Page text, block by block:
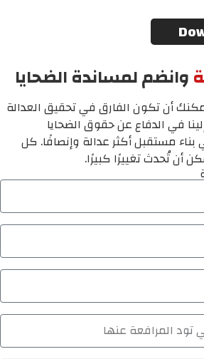
وانضم لمساندة الضحايا
أن تكون الفارق في تحقيق العدالة
في الدفاع عن حقوق الضحايا
مستقبل أكثر عدالة وإنصافًا. كل
أن تُحدث تغييرًا كبيرًا.